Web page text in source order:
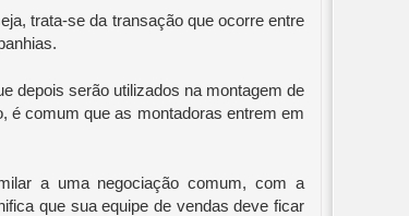
trata-se da transação que ocorre entre
depois serão utilizados na montagem de
é comum que as montadoras entrem em
a uma negociação comum, com a
que sua equipe de vendas deve ficar